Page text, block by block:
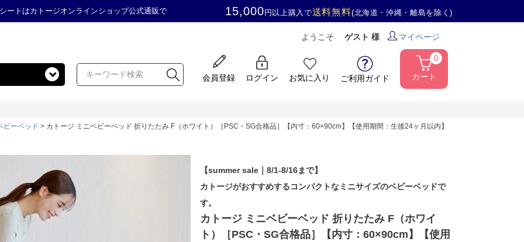
ートはカトージオンラインショップ公式通販で 15,000 円以上購入で送料無料(北海道・沖縄・離島を除く)
ようこそ ゲスト 様 マイページ
会員登録 ログイン お気に入り ご利用ガイド カート
0
ビーベッド カトージ ミニベビーベッド 折りたたみ F（ホワイト）［PSC・SG合格品］【内寸：60×90cm】【使用期間：生後24ヶ月以内】
【summer sale｜8/1-8/16まで】
カトージがおすすめするコンパクトなミニサイズのベビーベッドで
す。
カトージ ミニベビーベッド 折りたたみ F（ホワイ
ト）［PSC・SG合格品］【内寸：60×90cm】【使用